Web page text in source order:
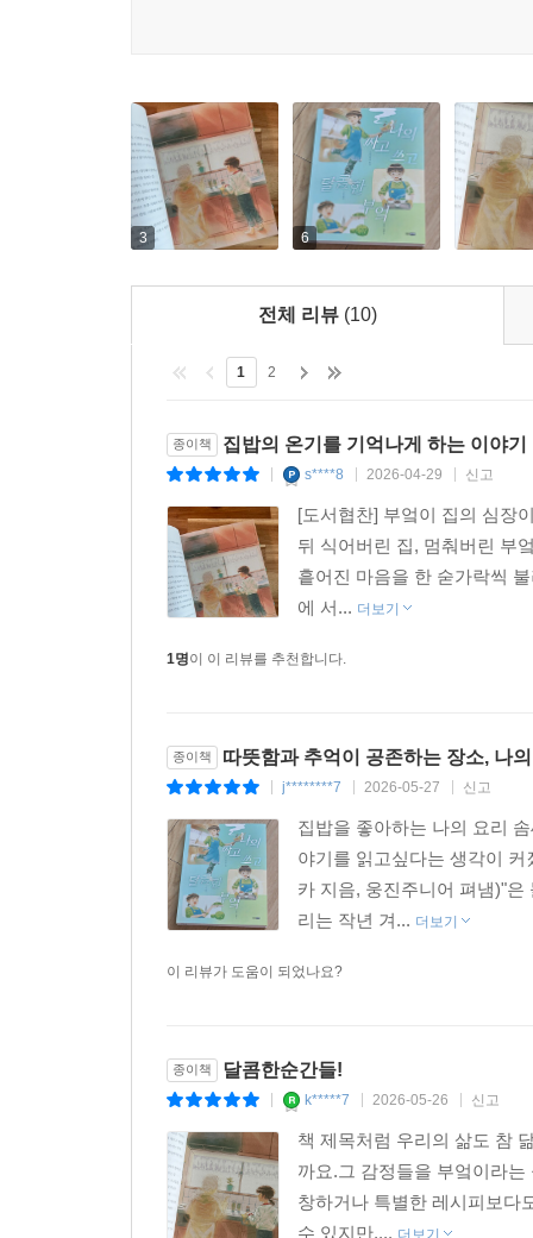
“어른이 읽어도 재밌고 감동적이다!”는 평과 함
나아가는 법을 일깨워 준다. 덴의 부엌에서 피어
3 6
전체 리뷰 (10)
1 2
종이책 집밥의 온기를 기억나게 하는 이야기
s****8 2026-04-29 신고
[도서협찬] 부엌이 집의 심장
뒤 식어버린 집, 멈춰버린 부
흩어진 마음을 한 숟가락씩
에 서... 더보기
1명이 이 리뷰를 추천합니다.
종이책 따뜻함과 추억이 공존하는 장소, 나
j********7 2026-05-27 신고
집밥을 좋아하는 나의 요리
야기를 읽고싶다는 생각이
카 지음, 웅진주니어 펴냄)"
리는 작년 겨... 더보기
이 리뷰가 도움이 되었나요?
종이책 달콤한순간들!
k*****7 2026-05-26 신고
책 제목처럼 우리의 삶도 참
까요.그 감정들을 부엌이라
창하거나 특별한 레시피보다
수 있지만,...